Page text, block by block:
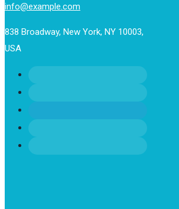
info@example.com
838 Broadway, New York, NY 10003,
USA